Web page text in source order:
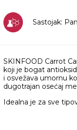
Sastojak:
SKINFOOD Carrot
koji je bogat
i osvežava umornu
dugotrajan osećaj
Idealna je za sve